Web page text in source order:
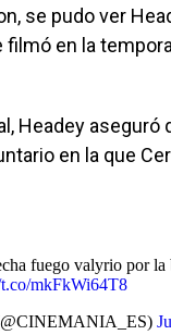
se pudo ver
en la
Headey
en la que
fuego valyrio por
mkFkWi64T8